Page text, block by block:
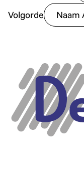
Volgorde